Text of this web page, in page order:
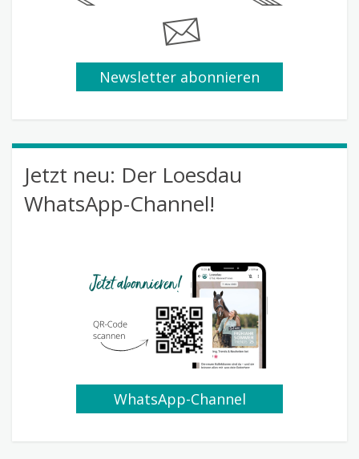
Newsletter abonnieren
Jetzt neu: Der Loesdau
WhatsApp-Channel!
WhatsApp-Channel